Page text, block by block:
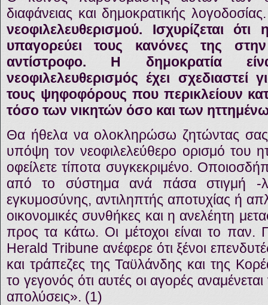
διαφάνειας και δημοκρατικής
νεοφιλελευθερισμού. Ισχυρίζεται
υπαγορεύει τους κανόνες της
αντίστροφο. Η δημοκρατία
νεοφιλελευθερισμός έχει σχεδιαστεί
τους ψηφοφόρους που περικλείουν
τόσο των νικητών όσο και των
Θα ήθελα να ολοκληρώσω ζητώντας
υπόψη τον νεοφιλελεύθερο ορισμό του
οφείλετε τίποτα συγκεκριμένο.
από το σύστημα ανά πάσα στιγμή -
εγκυμοσύνης, αντιληπτής αποτυχίας ή
οικονομικές συνθήκες και η ανελέητη
προς τα κάτω. Οι μέτοχοι είναι το
Herald Tribune ανέφερε ότι ξένοι
και τράπεζες της Ταϋλάνδης και της
το γεγονός ότι αυτές οι αγορές
απολύσεις». (1)